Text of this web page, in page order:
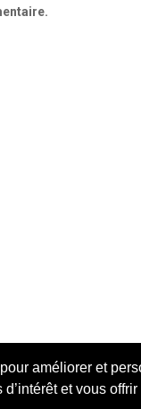
améliorer et
et vous
2018. Tous les droits